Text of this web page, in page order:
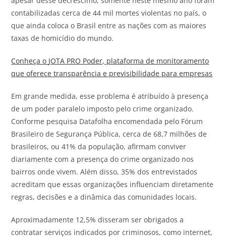
contabilizadas cerca de 44 mil mortes violentas no país, o
que ainda coloca o Brasil entre as nações com as maiores
taxas de homicídio do mundo.
Conheça o JOTA PRO Poder, plataforma de monitoramento
que oferece transparência e previsibilidade para empresas
Em grande medida, esse problema é atribuído à presença
de um poder paralelo imposto pelo crime organizado.
Conforme pesquisa Datafolha encomendada pelo Fórum
Brasileiro de Segurança Pública, cerca de 68,7 milhões de
brasileiros, ou 41% da população, afirmam conviver
diariamente com a presença do crime organizado nos
bairros onde vivem. Além disso, 35% dos entrevistados
acreditam que essas organizações influenciam diretamente
regras, decisões e a dinâmica das comunidades locais.
Aproximadamente 12,5% disseram ser obrigados a
contratar serviços indicados por criminosos, como internet,